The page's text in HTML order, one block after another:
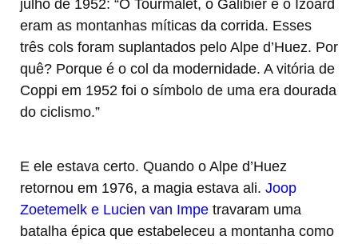
julho de 1952: “O Tourmalet, o Galibier e o Izoard
eram as montanhas míticas da corrida. Esses
três cols foram suplantados pelo Alpe d’Huez. Por
quê? Porque é o col da modernidade. A vitória de
Coppi em 1952 foi o símbolo de uma era dourada
do ciclismo.”
E ele estava certo. Quando o Alpe d’Huez
retornou em 1976, a magia estava ali. Joop
Zoetemelk e Lucien van Impe travaram uma
batalha épica que estabeleceu a montanha como